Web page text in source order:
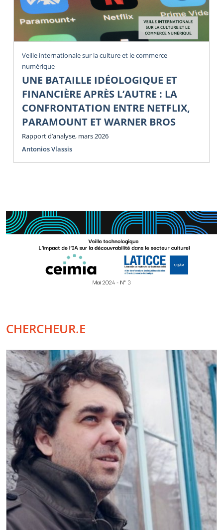
Veille internationale sur la culture et le commerce
numérique
UNE BATAILLE IDÉOLOGIQUE ET
FINANCIÈRE APRÈS L’AUTRE : LA
CONFRONTATION ENTRE NETFLIX,
PARAMOUNT ET WARNER BROS
Rapport d’analyse, mars 2026
Antonios Vlassis
CHERCHEUR.E